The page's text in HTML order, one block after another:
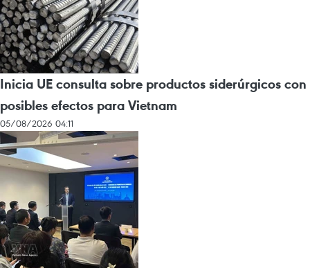
Inicia UE consulta sobre productos siderúrgicos con
posibles efectos para Vietnam
05/08/2026 04:11